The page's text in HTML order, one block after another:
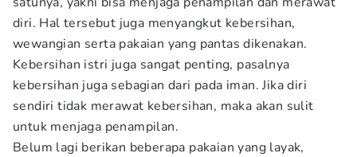
diri. Hal tersebut juga menyangkut kebersihan,
wewangian serta pakaian yang pantas dikenakan.
Kebersihan istri juga sangat penting, pasalnya
kebersihan juga sebagian dari pada iman. Jika diri
sendiri tidak merawat kebersihan, maka akan sulit
untuk menjaga penampilan.
Belum lagi berikan beberapa pakaian yang layak,